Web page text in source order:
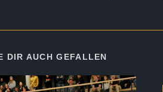
DIR AUCH GEFALLEN